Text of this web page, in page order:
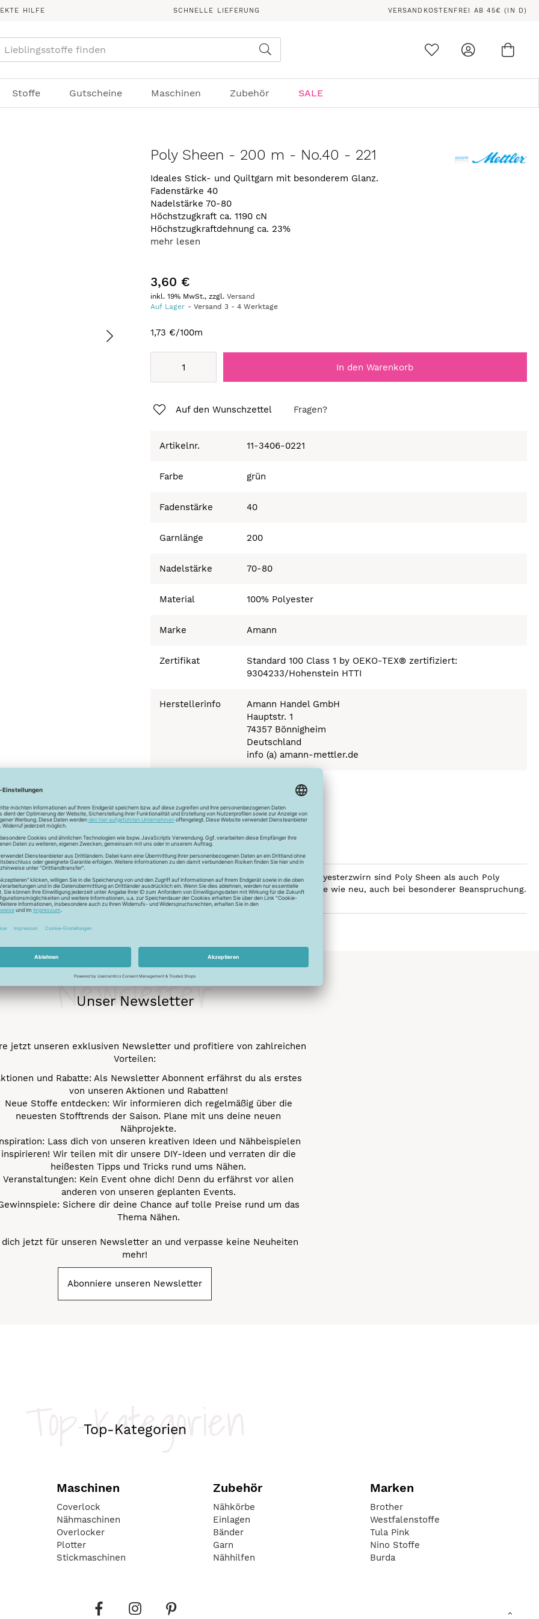
HILFE SCHNELLE LIEFERUNG VERSANDKOSTENFREI AB 45€ (IN D)
Stoffe Gutscheine Maschinen Zubehör SALE
Poly Sheen - 200 m - No.40 - 221
Ideales Stick- und Quiltgarn mit besonderem Glanz.
Fadenstärke 40
Nadelstärke 70-80
Höchstzugkraft ca. 1190 cN
Höchstzugkraftdehnung ca. 23%
mehr lesen
3,60 €
inkl. 19% MwSt., zzgl.Versand
Auf Lager
Versand3 -4 Werktage
1,73 €/100m
In den Warenkorb
Auf den Wunschzettel Fragen?
Artikelnr. 11-3406-0221
Farbe grün
Fadenstärke 40
Garnlänge 200
Nadelstärke 70-80
Material 100% Polyester
Marke Amann
Zertifikat
Standard 100 Class 1 by OEKO-TEX® zertifiziert:
9304233/Hohenstein HTTI
Herstellerinfo
Amann Handel GmbH
Hauptstr. 1
74357 Bönnigheim
Deutschland
info (a) amann-mettler.de
Lichtreflektion und glänzen deshalb besonders. Durch den trilobalen Polyesterzwirn sind Poly Sheen als auch Poly
und Vernähbarkeit. Darüber hinaus bleibt der tolle Glanz über Jahre wie neu, auch bei besonderer Beanspruchung.
Unser Newsletter
Newsletter
jetzt unseren exklusiven Newsletter und profitiere von zahlreichen
Vorteilen:
und Rabatte: Als Newsletter Abonnent erfährst du als erstes
von unseren Aktionen und Rabatten!
Neue Stoffe entdecken: Wir informieren dich regelmäßig über die
neuesten Stofftrends der Saison. Plane mit uns deine neuen
Nähprojekte.
Lass dich von unseren kreativen Ideen und Nähbeispielen
inspirieren! Wir teilen mit dir unsere DIY-Ideen und verraten dir die
heißesten Tipps und Tricks rund ums Nähen.
Veranstaltungen: Kein Event ohne dich! Denn du erfährst vor allen
anderen von unseren geplanten Events.
Sichere dir deine Chance auf tolle Preise rund um das
Thema Nähen.
dich jetzt für unseren Newsletter an und verpasse keine Neuheiten
mehr!
Abonniere unseren Newsletter
Top-Kategorien
Top-Kategorien
Maschinen
Coverlock
Nähmaschinen
Overlocker
Plotter
Stickmaschinen
Zubehör
Nähkörbe
Einlagen
Bänder
Garn
Nähhilfen
Marken
Brother
Westfalenstoffe
Tula Pink
Nino Stoffe
Burda